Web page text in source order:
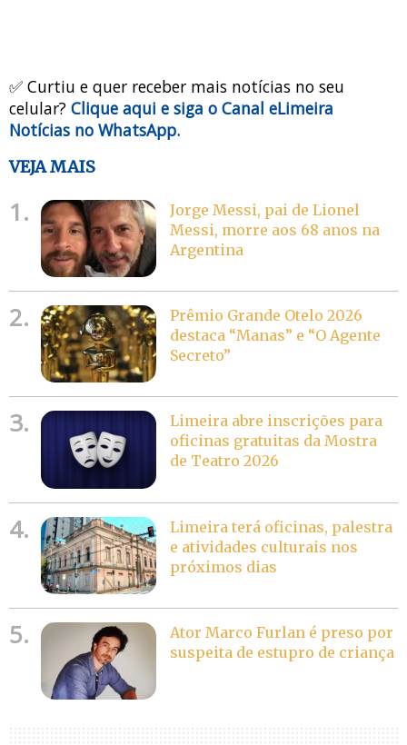
✅ Curtiu e quer receber mais notícias no seu
celular? Clique aqui e siga o Canal eLimeira
Notícias no WhatsApp.
VEJA MAIS
1.
Jorge Messi, pai de Lionel
Messi, morre aos 68 anos na
Argentina
2.
Prêmio Grande Otelo 2026
destaca “Manas” e “O Agente
Secreto”
3.
Limeira abre inscrições para
oficinas gratuitas da Mostra
de Teatro 2026
4.
Limeira terá oficinas, palestra
e atividades culturais nos
próximos dias
5.
Ator Marco Furlan é preso por
suspeita de estupro de criança